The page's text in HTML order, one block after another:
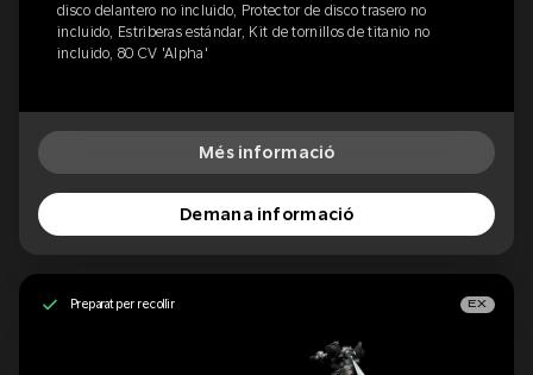
disco delantero no incluido, Protector de disco trasero no
incluido, Estriberas estándar, Kit de tornillos de titanio no
incluido, 80 CV 'Alpha'
Més informació
Demana informació
Preparat per recollir EX